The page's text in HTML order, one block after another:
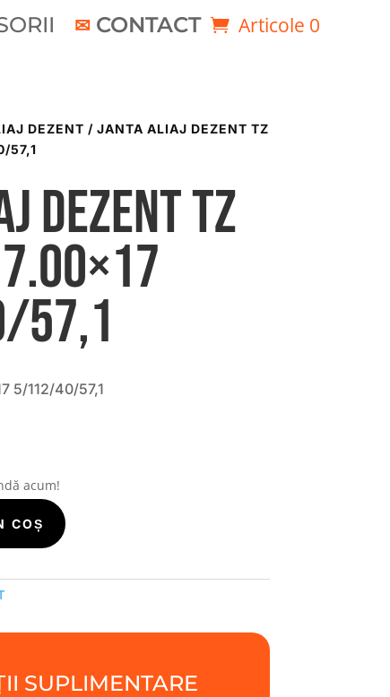
CONTACT Articole 0
DEZENT / JANTA ALIAJ DEZENT TZ
57,1
TZ
5/112/40/57,1
acum!
COȘ
SUPLIMENTARE